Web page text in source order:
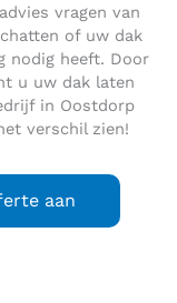
vragen van
of uw dak
nodig heeft. Door
u uw dak laten
in Oostdorp
verschil zien!
aan